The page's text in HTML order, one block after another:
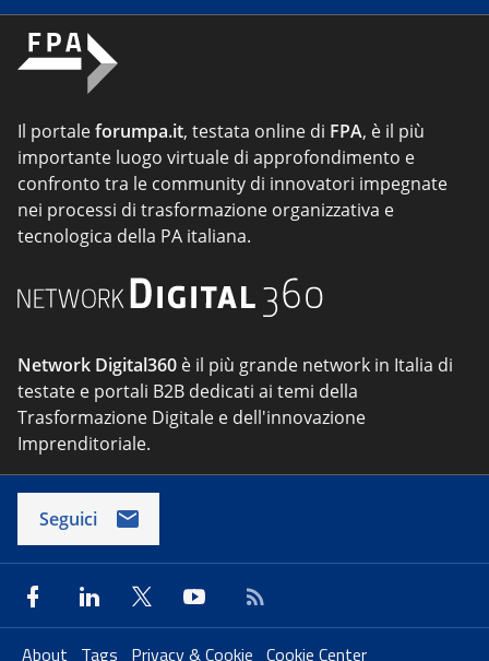
Il portaleforumpa.it, testata online di FPA, è il più
importante luogo virtuale di approfondimento e
confronto tra le community di innovatori impegnate
nei processi di trasformazione organizzativa e
tecnologica della PA italiana.
Network Digital360 è il più grande network in Italia di
testate e portali B2B dedicati ai temi della
Trasformazione Digitale e dell'innovazione
Imprenditoriale.
Seguici
About Tags Privacy & Cookie Cookie Center